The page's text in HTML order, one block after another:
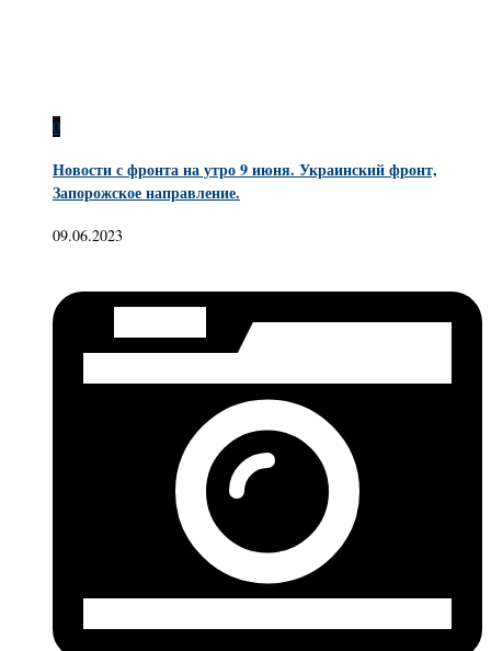
0
Новости с фронта на утро 9 июня. Украинский фронт,
Запорожское направление.
09.06.2023